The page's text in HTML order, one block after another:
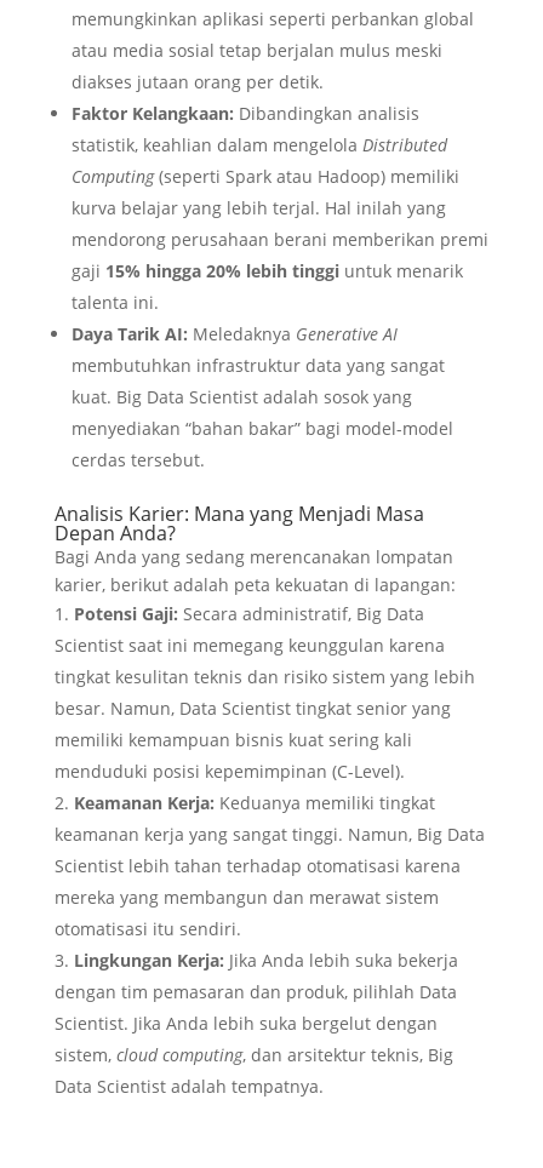
memungkinkan aplikasi seperti perbankan global
atau media sosial tetap berjalan mulus meski
diakses jutaan orang per detik.
Faktor Kelangkaan: Dibandingkan analisis
statistik, keahlian dalam mengelola Distributed
Computing(seperti Spark atau Hadoop) memiliki
kurva belajar yang lebih terjal. Hal inilah yang
mendorong perusahaan berani memberikan premi
gaji 15% hingga 20% lebih tinggiuntuk menarik
talenta ini.
Daya Tarik AI: Meledaknya Generative AI
membutuhkan infrastruktur data yang sangat
kuat. Big Data Scientist adalah sosok yang
menyediakan “bahan bakar” bagi model-model
cerdas tersebut.
Analisis Karier: Mana yang Menjadi Masa
Depan Anda?
Bagi Anda yang sedang merencanakan lompatan
karier, berikut adalah peta kekuatan di lapangan:
Potensi Gaji: Secara administratif, Big Data
Scientist saat ini memegang keunggulan karena
tingkat kesulitan teknis dan risiko sistem yang lebih
besar. Namun, Data Scientist tingkat senior yang
memiliki kemampuan bisnis kuat sering kali
menduduki posisi kepemimpinan (C-Level).
Keamanan Kerja: Keduanya memiliki tingkat
keamanan kerja yang sangat tinggi. Namun, Big Data
Scientist lebih tahan terhadap otomatisasi karena
mereka yang membangun dan merawat sistem
otomatisasi itu sendiri.
Lingkungan Kerja: Jika Anda lebih suka bekerja
dengan tim pemasaran dan produk, pilihlah Data
Scientist. Jika Anda lebih suka bergelut dengan
sistem, cloud computing, dan arsitektur teknis, Big
Data Scientist adalah tempatnya.